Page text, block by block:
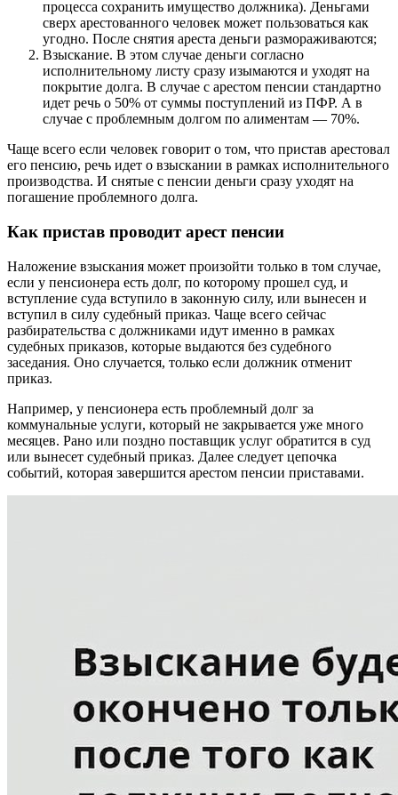
процесса сохранить имущество должника). Деньгами
сверх арестованного человек может пользоваться как
угодно. После снятия ареста деньги размораживаются;
Взыскание. В этом случае деньги согласно
исполнительному листу сразу изымаются и уходят на
покрытие долга. В случае с арестом пенсии стандартно
идет речь о 50% от суммы поступлений из ПФР. А в
случае с проблемным долгом по алиментам — 70%.
Чаще всего если человек говорит о том, что пристав арестовал
его пенсию, речь идет о взыскании в рамках исполнительного
производства. И снятые с пенсии деньги сразу уходят на
погашение проблемного долга.
Как пристав проводит арест пенсии
Наложение взыскания может произойти только в том случае,
если у пенсионера есть долг, по которому прошел суд, и
вступление суда вступило в законную силу, или вынесен и
вступил в силу судебный приказ. Чаще всего сейчас
разбирательства с должниками идут именно в рамках
судебных приказов, которые выдаются без судебного
заседания. Оно случается, только если должник отменит
приказ.
Например, у пенсионера есть проблемный долг за
коммунальные услуги, который не закрывается уже много
месяцев. Рано или поздно поставщик услуг обратится в суд
или вынесет судебный приказ. Далее следует цепочка
событий, которая завершится арестом пенсии приставами.